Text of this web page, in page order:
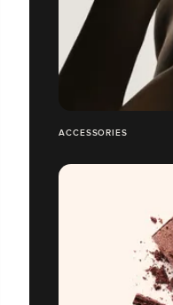
ACCESSORIES